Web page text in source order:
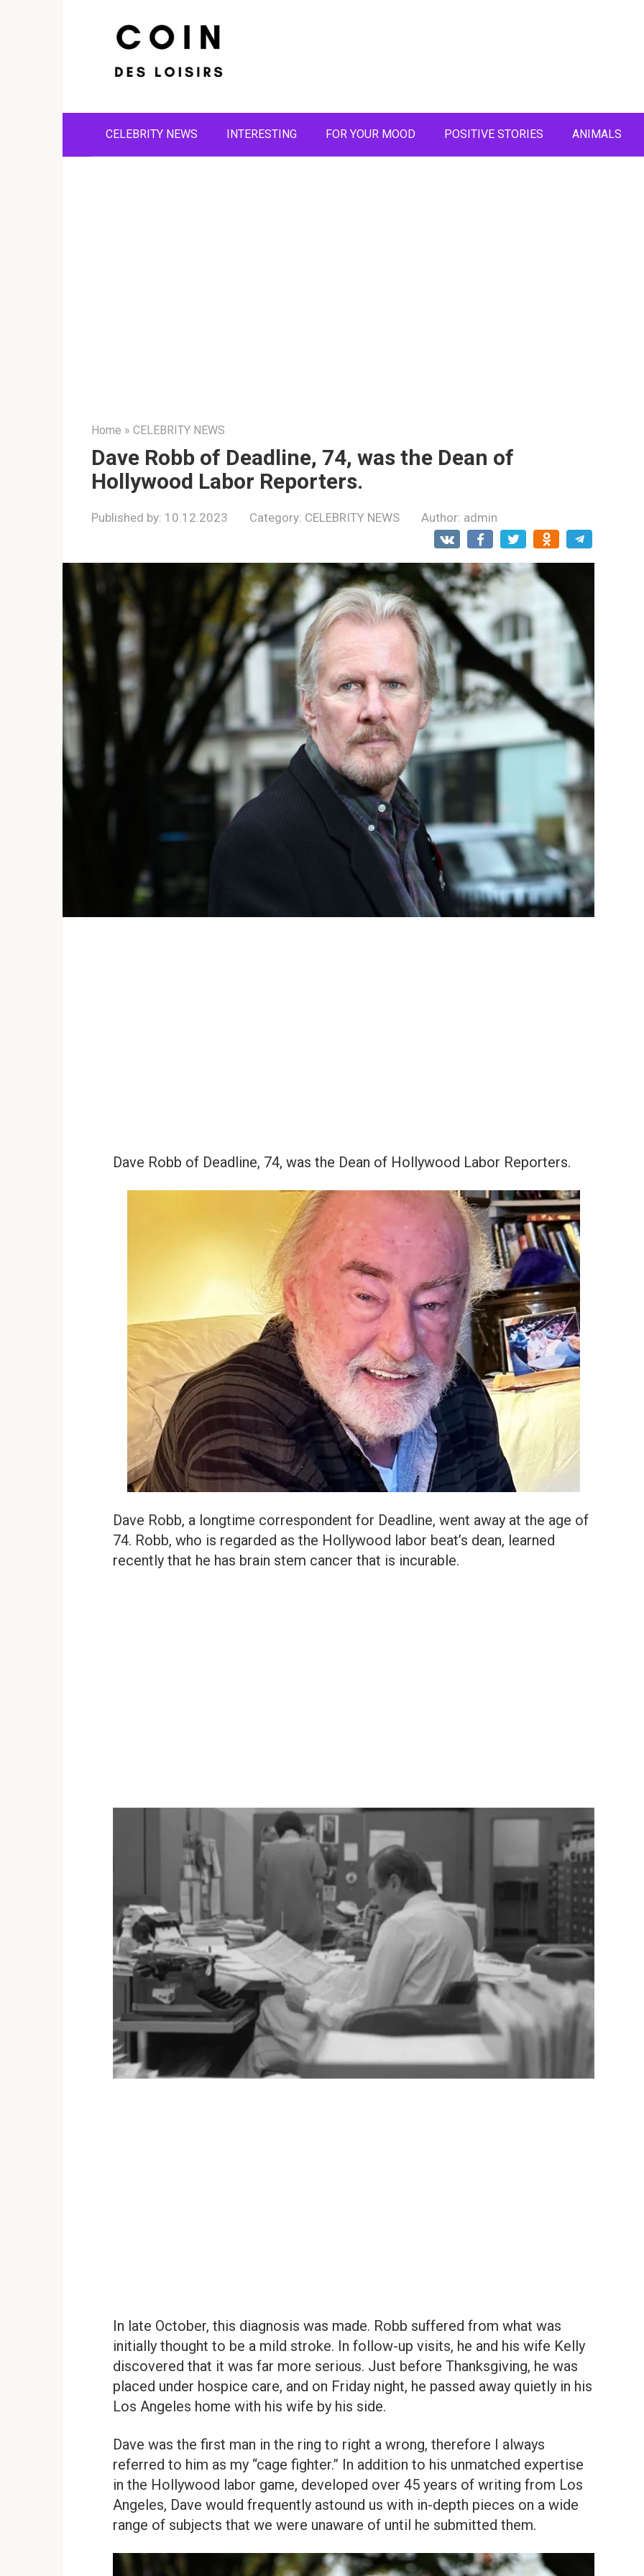
CELEBRITY NEWS INTERESTING FOR YOUR MOOD POSITIVE STORIES ANIMALS
Home » CELEBRITY NEWS
Dave Robb of Deadline, 74, was the Dean of
Hollywood Labor Reporters.
Published by: 10.12.2023 Category: CELEBRITY NEWS Author: admin
Dave Robb of Deadline, 74, was the Dean of Hollywood Labor Reporters.
Dave Robb, a longtime correspondent for Deadline, went away at the age of
74. Robb, who is regarded as the Hollywood labor beat’s dean, learned
recently that he has brain stem cancer that is incurable.
In late October, this diagnosis was made. Robb suffered from what was
initially thought to be a mild stroke. In follow-up visits, he and his wife Kelly
discovered that it was far more serious. Just before Thanksgiving, he was
placed under hospice care, and on Friday night, he passed away quietly in his
Los Angeles home with his wife by his side.
Dave was the first man in the ring to right a wrong, therefore I always
referred to him as my “cage fighter.” In addition to his unmatched expertise
in the Hollywood labor game, developed over 45 years of writing from Los
Angeles, Dave would frequently astound us with in-depth pieces on a wide
range of subjects that we were unaware of until he submitted them.